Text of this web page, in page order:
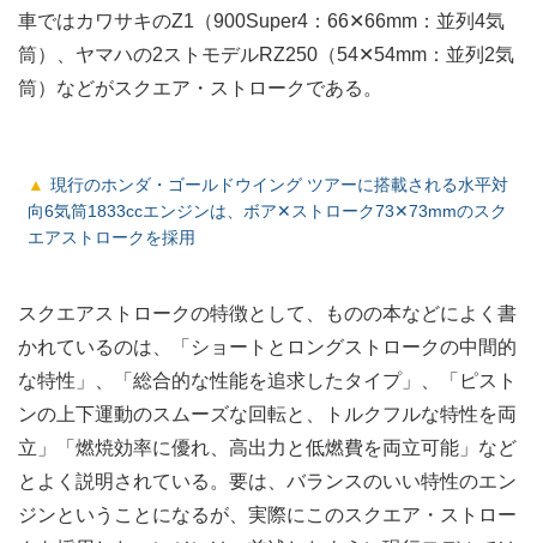
車ではカワサキのZ1（900Super4：66✕66mm：並列4気
筒）、ヤマハの2ストモデルRZ250（54✕54mm：並列2気
筒）などがスクエア・ストロークである。
現行のホンダ・ゴールドウイング ツアーに搭載される水平対
向6気筒1833ccエンジンは、ボア✕ストローク73✕73mmのスク
エアストロークを採用
スクエアストロークの特徴として、ものの本などによく書
かれているのは、「ショートとロングストロークの中間的
な特性」、「総合的な性能を追求したタイプ」、「ピスト
ンの上下運動のスムーズな回転と、トルクフルな特性を両
立」「燃焼効率に優れ、高出力と低燃費を両立可能」など
とよく説明されている。要は、バランスのいい特性のエン
ジンということになるが、実際にこのスクエア・ストロー